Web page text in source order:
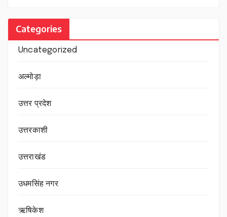
Categories
Uncategorized
अल्मोड़ा
उत्तर प्रदेश
उत्तरकाशी
उत्तराखंड
उधमसिंह नगर
ऋषिकेश